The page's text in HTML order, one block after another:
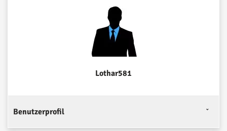
Lothar581
Benutzerprofil